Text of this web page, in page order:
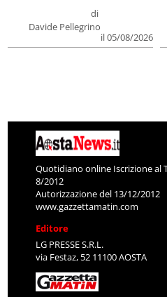
di
Davide Pellegrino
il 05/08/2026
Quotidiano online Iscrizione al
8/2012
Autorizzazione del 13/12/2012
www.gazzettamatin.com
Editore
LG PRESSE S.R.L.
via Festaz, 52 11100 AOSTA